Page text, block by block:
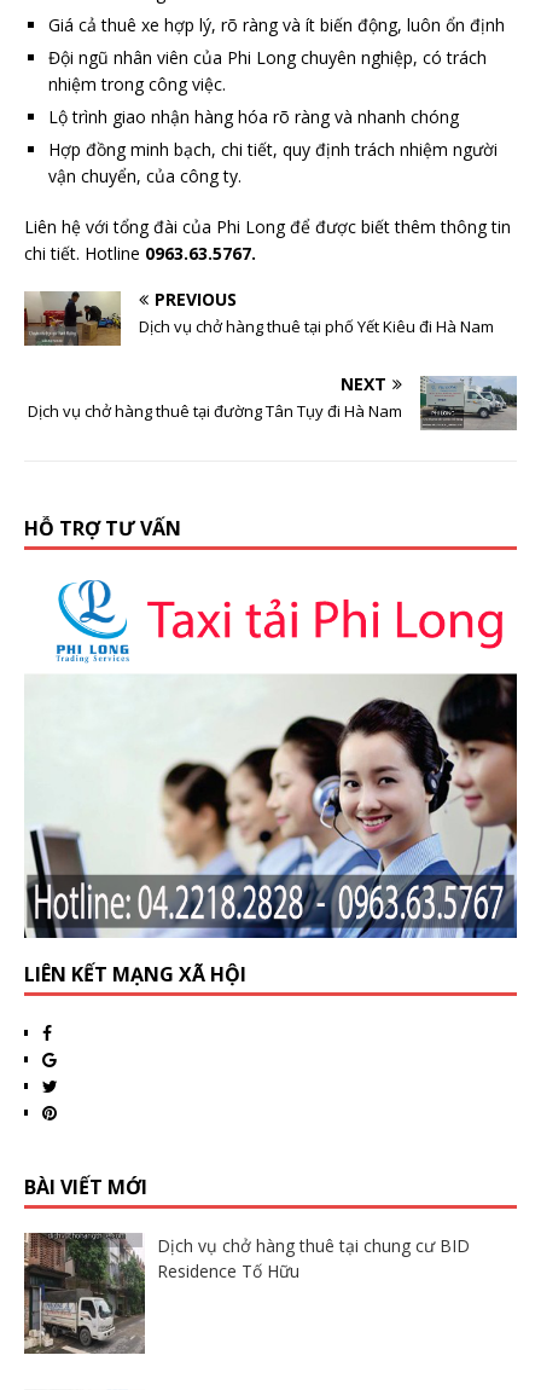
Giá cả thuê xe hợp lý, rõ ràng và ít biến động, luôn ổn định
Đội ngũ nhân viên của Phi Long chuyên nghiệp, có trách
nhiệm trong công việc.
Lộ trình giao nhận hàng hóa rõ ràng và nhanh chóng
Hợp đồng minh bạch, chi tiết, quy định trách nhiệm người
vận chuyển, của công ty.
Liên hệ với tổng đài của Phi Long để được biết thêm thông tin
chi tiết. Hotline 0963.63.5767.
PREVIOUS
Dịch vụ chở hàng thuê tại phố Yết Kiêu đi Hà Nam
NEXT
Dịch vụ chở hàng thuê tại đường Tân Tụy đi Hà Nam
HỖ TRỢ TƯ VẤN
LIÊN KẾT MẠNG XÃ HỘI
BÀI VIẾT MỚI
Dịch vụ chở hàng thuê tại chung cư BID
Residence Tố Hữu